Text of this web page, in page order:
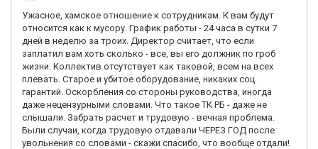
Ужасное, хамское отношение к сотрудникам. К вам будут
относится как к мусору. График работы - 24 часа в сутки 7
дней в неделю за троих. Директор считает, что если
заплатил вам хоть сколько - все, вы его должник по гроб
жизни. Коллектив отсутствует как таковой, всем на всех
плевать. Старое и убитое оборудование, никаких соц.
гарантий. Оскорбления со стороны руководства, иногда
даже нецензурными словами. Что такое ТК РБ - даже не
слышали. Забрать расчет и трудовую - вечная проблема.
Были случаи, когда трудовую отдавали ЧЕРЕЗ ГОД после
увольнения со словами - скажи спасибо, что вообще отдали!